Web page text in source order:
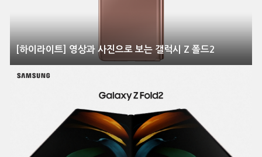
[하이라이트] 영상과 사진으로 보는 갤럭시 Z 폴드2